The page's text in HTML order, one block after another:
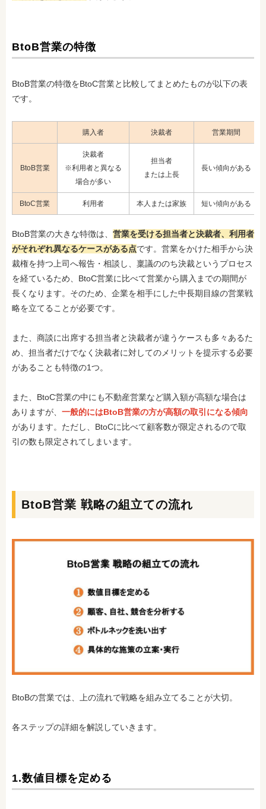
BtoB営業の特徴
BtoB営業の特徴をBtoC営業と比較してまとめたものが以下の表
です。
購入者 決裁者 営業期間
BtoB営業
決裁者
※利用者と異なる
場合が多い
担当者
または上長
長い傾向がある
BtoC営業 利用者 本人または家族 短い傾向がある
BtoB営業の大きな特徴は、 営業を受ける担当者と決裁者、利用者
がそれぞれ異なるケースがある点です。営業をかけた相手から決
裁権を持つ上司へ報告・相談し、稟議ののち決裁というプロセス
を経ているため、BtoC営業に比べて営業から購入までの期間が
長くなります。そのため、企業を相手にした中長期目線の営業戦
略を立てることが必要です。
また、商談に出席する担当者と決裁者が違うケースも多々あるた
め、担当者だけでなく決裁者に対してのメリットを提示する必要
があることも特徴の1つ。
また、BtoC営業の中にも不動産営業など購入額が高額な場合は
ありますが、 一般的にはBtoB営業の方が高額の取引になる傾向
があります。ただし、BtoCに比べて顧客数が限定されるので取
引の数も限定されてしまいます。
BtoB営業 戦略の組立ての流れ
BtoBの営業では、上の流れで戦略を組み立てることが大切。
各ステップの詳細を解説していきます。
1.数値目標を定める